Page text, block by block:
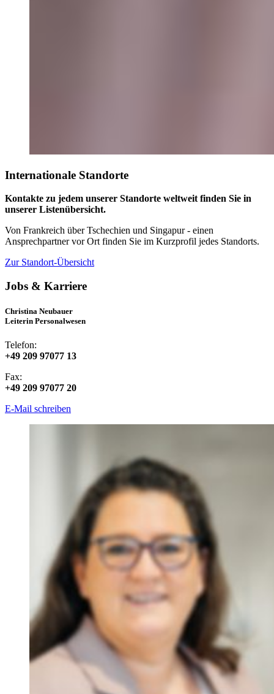
Internationale Standorte
Kontakte zu jedem unserer Standorte weltweit finden Sie in
unserer Listenübersicht.
Von Frankreich über Tschechien und Singapur - einen
Ansprechpartner vor Ort finden Sie im Kurzprofil jedes Standorts.
Zur Standort-Übersicht
Jobs & Karriere
Christina Neubauer
Leiterin Personalwesen
Telefon:
+49 209 97077 13
Fax:
+49 209 97077 20
E-Mail schreiben